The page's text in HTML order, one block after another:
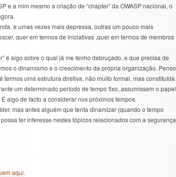
e a mim mesmo a criação de “chapter” da OWASP nacional, o
e umas vezes mais depressa, outras um pouco mais
quer em termos de iniciativas ,quer em termos de membros
é algo sobre o qual já me tenho debruçado, e que precisa de
o dinamismo e o crescimento da própria organização. Penso
uma estrutura diretiva, não muito formal, mas constituída
um determinado período de tempo fixo, assumissem o papel
algo de facto a considerar nos próximos tempos.
mas antes alguém que tenta dinamizar (quando o tempo
ter interesse nestes tópicos relacionados com a segurança
aqui.